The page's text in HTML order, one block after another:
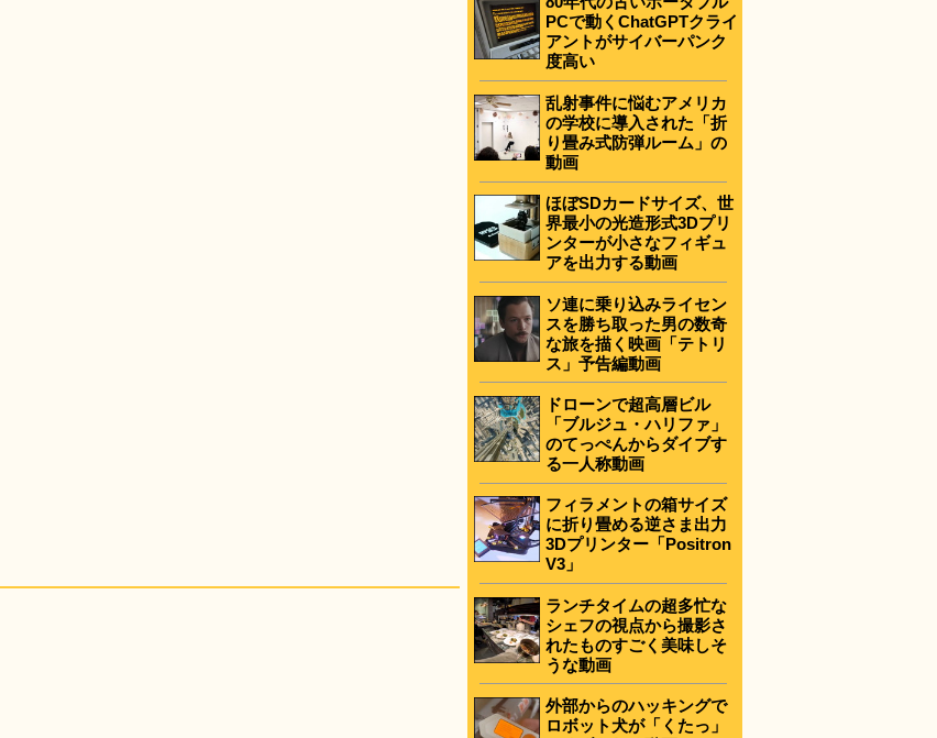
PCで動くChatGPTクライ
アントがサイバーパンク
度高い
乱射事件に悩むアメリカ
の学校に導入された「折
り畳み式防弾ルーム」の
動画
ほぼSDカードサイズ、世
界最小の光造形式3Dプリ
ンターが小さなフィギュ
アを出力する動画
ソ連に乗り込みライセン
スを勝ち取った男の数奇
な旅を描く映画「テトリ
ス」予告編動画
ドローンで超高層ビル
「ブルジュ・ハリファ」
のてっぺんからダイブす
る一人称動画
フィラメントの箱サイズ
に折り畳める逆さま出力
3Dプリンター「Positron
V3」
ランチタイムの超多忙な
シェフの視点から撮影さ
れたものすごく美味しそ
うな動画
外部からのハッキングで
ロボット犬が「くたっ」